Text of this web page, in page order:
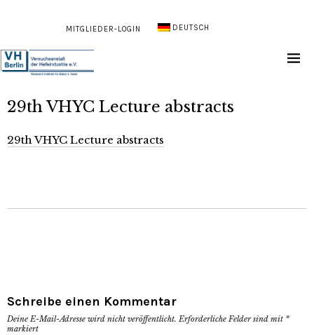
MITGLIEDER-LOGIN DEUTSCH
29th VHYC Lecture abstracts
29th VHYC Lecture abstracts
Schreibe einen Kommentar
Deine E-Mail-Adresse wird nicht veröffentlicht. Erforderliche Felder sind mit *
markiert